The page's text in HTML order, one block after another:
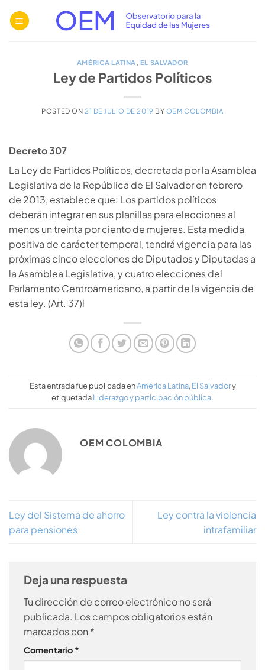
AMÉRICA LATINA, EL SALVADOR
Ley de Partidos Políticos
POSTED ON 21 DE JULIO DE 2019 BY OEM COLOMBIA
Decreto 307
La Ley de Partidos Políticos, decretada por la Asamblea
Legislativa de la República de El Salvador en febrero
de 2013, establece que: Los partidos políticos
deberán integrar en sus planillas para elecciones al
menos un treinta por ciento de mujeres. Esta medida
positiva de carácter temporal, tendrá vigencia para las
próximas cinco elecciones de Diputados y Diputadas a
la Asamblea Legislativa, y cuatro elecciones del
Parlamento Centroamericano, a partir de la vigencia de
esta ley. (Art. 37)l
Esta entrada fue publicada enAmérica Latina, El Salvadory
etiquetadaLiderazgo y participación pública.
OEM COLOMBIA
Ley del Sistema de ahorro
para pensiones
Ley contra la violencia
intrafamiliar
Deja una respuesta
Tu dirección de correo electrónico no será
publicada. Los campos obligatorios están
marcados con *
Comentario *